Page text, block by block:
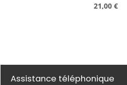
Prix
21,00 €
Assistance téléphonique